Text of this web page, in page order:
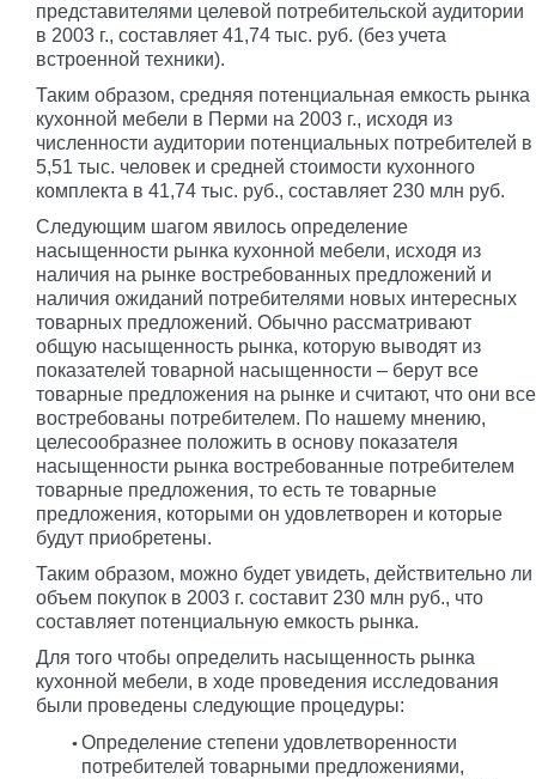
представителями целевой потребительской аудитории
в 2003 г., составляет 41,74 тыс. руб. (без учета
встроенной техники).
Таким образом, средняя потенциальная емкость рынка
кухонной мебели в Перми на 2003 г., исходя из
численности аудитории потенциальных потребителей в
5,51 тыс. человек и средней стоимости кухонного
комплекта в 41,74 тыс. руб., составляет 230 млн руб.
Следующим шагом явилось определение
насыщенности рынка кухонной мебели, исходя из
наличия на рынке востребованных предложений и
наличия ожиданий потребителями новых интересных
товарных предложений. Обычно рассматривают
общую насыщенность рынка, которую выводят из
показателей товарной насыщенности – берут все
товарные предложения на рынке и считают, что они все
востребованы потребителем. По нашему мнению,
целесообразнее положить в основу показателя
насыщенности рынка востребованные потребителем
товарные предложения, то есть те товарные
предложения, которыми он удовлетворен и которые
будут приобретены.
Таким образом, можно будет увидеть, действительно ли
объем покупок в 2003 г. составит 230 млн руб., что
составляет потенциальную емкость рынка.
Для того чтобы определить насыщенность рынка
кухонной мебели, в ходе проведения исследования
были проведены следующие процедуры:
Определение степени удовлетворенности
потребителей товарными предложениями,